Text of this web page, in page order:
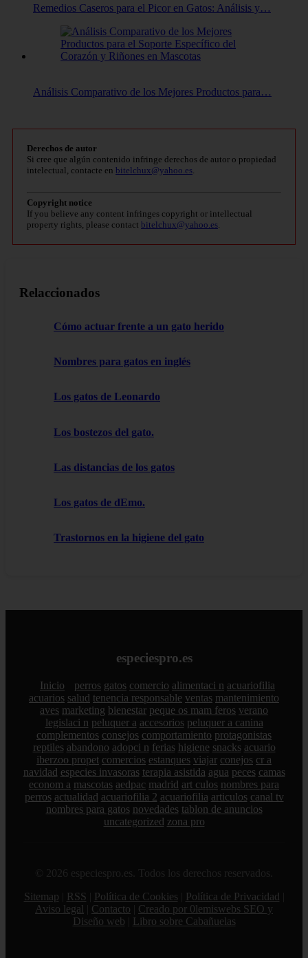
Remedios Caseros para el Picor en Gatos: Análisis y…
Análisis Comparativo de los Mejores Productos para…
Derechos de autor
Si cree que algún contenido infringe derechos de autor o propiedad
intelectual, contacte en bitelchux@yahoo.es.
Copyright notice
If you believe any content infringes copyright or intellectual
property rights, please contact bitelchux@yahoo.es.
Relaccionados
Cómo actuar frente a un gato herido
Nombres para gatos en inglés
Los gatos de Leonardo
Los bostezos del gato.
Las distancias de los gatos
Los gatos de dEmo.
Trastornos en la higiene del gato
especiespro.es
Inicio perros gatos comercio alimentaci n acuariofilia
acuarios salud tenencia responsable ventas mantenimiento
aves marketing bienestar peque os mam feros verano
legislaci n peluquer a accesorios peluquer a canina
complementos consejos comportamiento protagonistas
reptiles abandono adopci n ferias higiene snacks acuario
iberzoo propet comercios estanques viajar conejos cr a
navidad especies invasoras terapia asistida agua peces camas
econom a mascotas aedpac madrid art culos nombres para
perros actualidad acuariofilia 2 acuariofilia articulos canal tv
nombres para gatos novedades tablon de anuncios
uncategorized zona pro
© 2026 especiespro.es. Todos los derechos reservados.
Sitemap
RSS Política de Cookies Política de Privacidad
Aviso legal
Contacto
Creado por 0lemiswebs SEO y
Diseño web
Libro sobre Cabañuelas